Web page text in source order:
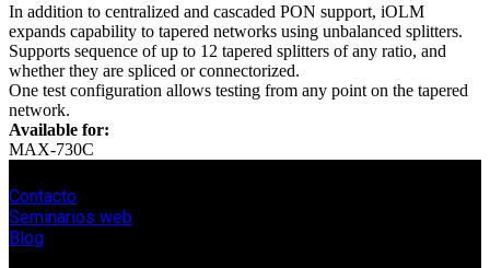
In addition to centralized and cascaded PON support, iOLM
expands capability to tapered networks using unbalanced splitters.
Supports sequence of up to 12 tapered splitters of any ratio, and
whether they are spliced or connectorized.
One test configuration allows testing from any point on the tapered
network.
Available for:
MAX-730C
Contacto
Seminarios web
Blog